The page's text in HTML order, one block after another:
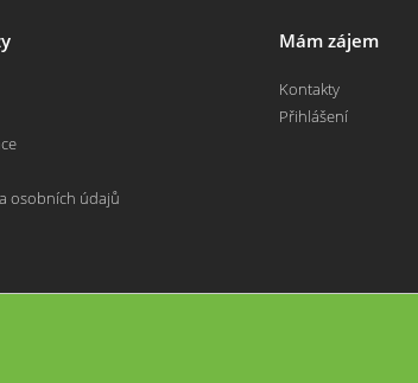
osobních údajů
Mám zájem
Kontakty
Přihlášení